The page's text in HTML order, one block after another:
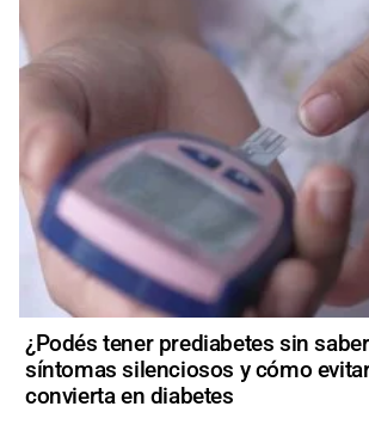
¿Podés tener prediabetes sin
síntomas silenciosos y cómo
convierta en diabetes